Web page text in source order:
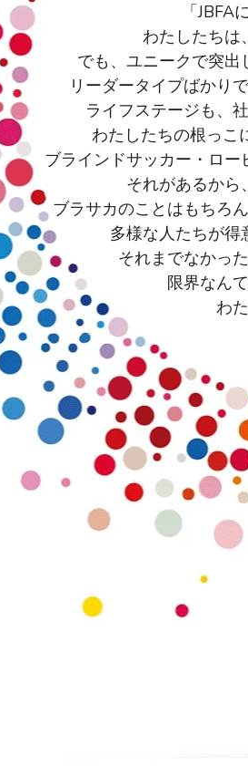
「JBFA
わたしたちは
でも、ユニークで突出
リーダータイプばかり
ライフステージも、
わたしたちの根っこ
ブラインドサッカー・ロー
それがあるから
ブラサカのことはもちろ
多様な人たちが得
それまでなかっ
限界なん
わ